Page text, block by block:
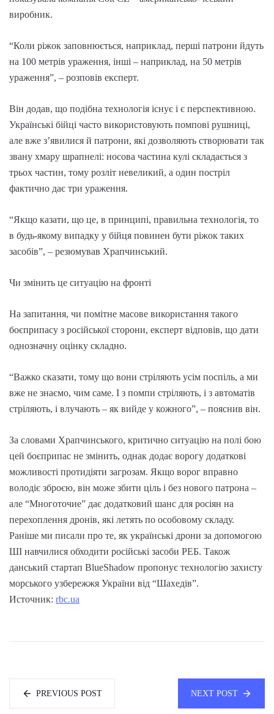
виробник.
“Коли ріжок заповнюється, наприклад, перші патрони йдуть
на 100 метрів ураження, інші – наприклад, на 50 метрів
ураження”, – розповів експерт.
Він додав, що подібна технологія існує і є перспективною.
Українські бійці часто використовують помпові рушниці,
але вже з’явилися й патрони, які дозволяють створювати так
звану хмару шрапнелі: носова частина кулі складається з
трьох частин, тому розліт невеликий, а один постріл
фактично дає три ураження.
“Якщо казати, що це, в принципі, правильна технологія, то
в будь-якому випадку у бійця повинен бути ріжок таких
засобів”, – резюмував Храпчинський.
Чи змінить це ситуацію на фронті
На запитання, чи помітне масове використання такого
боєприпасу з російської сторони, експерт відповів, що дати
однозначну оцінку складно.
“Важко сказати, тому що вони стріляють усім поспіль, а ми
вже не знаємо, чим саме. І з помпи стріляють, і з автоматів
стріляють, і влучають – як вийде у кожного”, – пояснив він.
За словами Храпчинського, критично ситуацію на полі бою
цей боєприпас не змінить, однак додає ворогу додаткові
можливості протидіяти загрозам. Якщо ворог вправно
володіє зброєю, він може збити ціль і без нового патрона –
але “Многоточие” дає додатковий шанс для росіян на
перехоплення дронів, які летять по особовому складу.
Раніше ми писали про те, як українські дрони за допомогою
ШІ навчилися обходити російські засоби РЕБ. Також
данський стартап BlueShadow пропонує технологію захисту
морського узбережжя України від “Шахедів”.
Источник: rbc.ua
PREVIOUS POST NEXT POST